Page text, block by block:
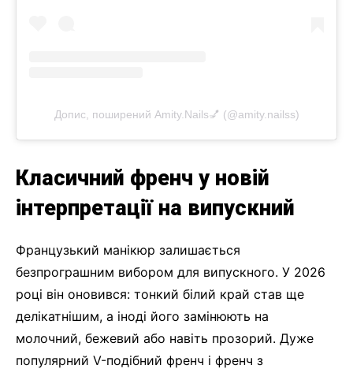
Допис, поширений Amity.Nails💅 (@amity.nailss)
Класичний френч у новій
інтерпретації на випускний
Французький манікюр залишається
безпрограшним вибором для випускного. У 2026
році він оновився: тонкий білий край став ще
делікатнішим, а іноді його замінюють на
молочний, бежевий або навіть прозорий. Дуже
популярний V-подібний френч і френч з